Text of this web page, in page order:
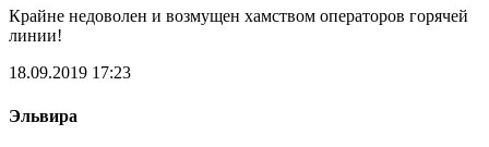
Крайне недоволен и возмущен хамством операторов горячей
линии!
18.09.2019 17:23
Эльвира